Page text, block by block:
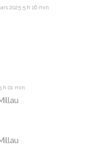
2025 5 h 16 min
h 01 min